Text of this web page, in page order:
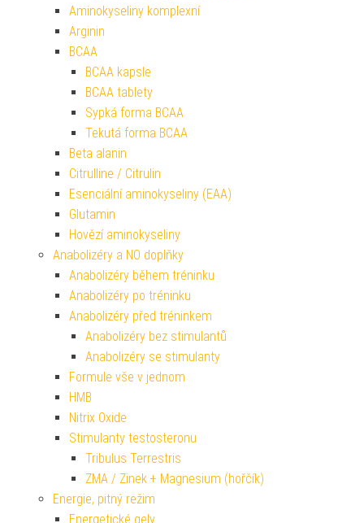
Aminokyseliny komplexní
Arginin
BCAA
BCAA kapsle
BCAA tablety
Sypká forma BCAA
Tekutá forma BCAA
Beta alanin
Citrulline / Citrulin
Esenciální aminokyseliny (EAA)
Glutamin
Hovězí aminokyseliny
Anabolizéry a NO doplňky
Anabolizéry během tréninku
Anabolizéry po tréninku
Anabolizéry před tréninkem
Anabolizéry bez stimulantů
Anabolizéry se stimulanty
Formule vše v jednom
HMB
Nitrix Oxide
Stimulanty testosteronu
Tribulus Terrestris
ZMA / Zinek + Magnesium (hořčík)
Energie, pitný režim
Energetické gely